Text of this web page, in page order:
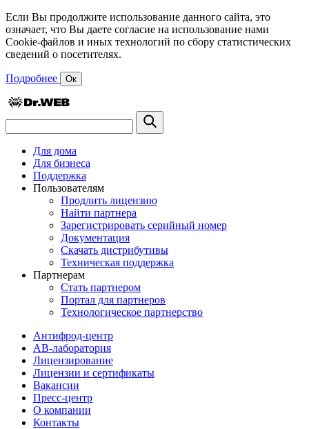
Если Вы продолжите использование данного сайта, это
означает, что Вы даете согласие на использование нами
Cookie-файлов и иных технологий по сбору статистических
сведений о посетителях.
Подробнее Ок
Для дома
Для бизнеса
Поддержка
Пользователям
Продлить лицензию
Найти партнера
Зарегистрировать серийный номер
Документация
Скачать дистрибутивы
Техническая поддержка
Партнерам
Стать партнером
Портал для партнеров
Технологическое партнерство
Антифрод-центр
АВ-лаборатория
Лицензирование
Лицензии и сертификаты
Вакансии
Пресс-центр
О компании
Контакты